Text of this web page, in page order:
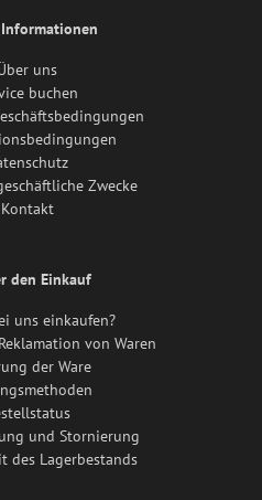
uns
buchen
Zwecke
Kontakt
den Einkauf
uns einkaufen?
von Waren
der Ware
und Stornierung
des Lagerbestands